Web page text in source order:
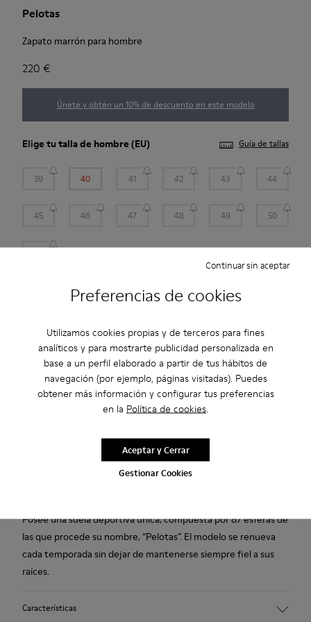
Preferencias de cookies
Utilizamos cookies propias y de terceros para fines
analíticos y para mostrarte publicidad personalizada en
base a un perfil elaborado a partir de tus hábitos de
navegación (por ejemplo, páginas visitadas). Puedes
obtener más información y configurar tus preferencias
en la Política de cookies.
Gestionar Cookies
Continuar sin aceptar
Aceptar y Cerrar
Pelotas
Zapato marrón para hombre
220 €
Únete y obtén un 10% de descuento en este modelo
Elige tu talla de hombre (EU) Guía de tallas
39 40 41 42 43 44
45 46 47 48 49 50
Añadir a la bolsa
2 años de garantía por defectos de fábrica.
Zapato marrón para hombre elaborado en piel flor y con una
característica suela de caucho compuesta por 87 esferas.
Posee una suela deportiva única, compuesta por 87 esferas de
las que procede su nombre, “Pelotas”. El modelo se renueva
cada temporada sin dejar de mantenerse siempre fiel a sus
raíces.
Características